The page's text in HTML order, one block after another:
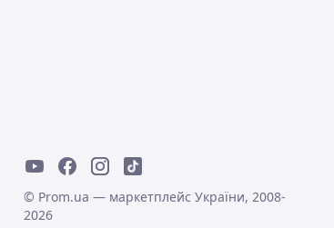
© Prom.ua — маркетплейс України, 2008-
2026